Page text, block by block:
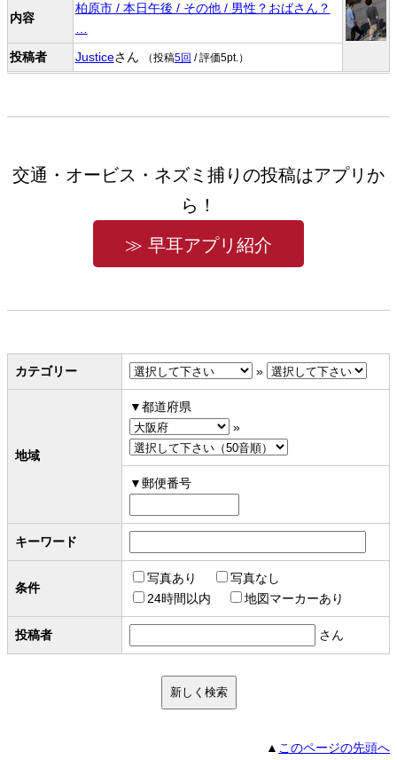
内容
柏原市 / 本日午後 / その他 / 男性？おばさん？
投稿者
Justiceさん （投稿5回 / 評価5pt.）
交通・オービス・ネズミ捕りの投稿はアプリか
ら！
≫ 早耳アプリ紹介
カテゴリー »
地域
都道府県
»
郵便番号
キーワード
条件
写真あり
写真なし
24時間以内
地図マーカーあり
投稿者 さん
▲ このページの先頭へ